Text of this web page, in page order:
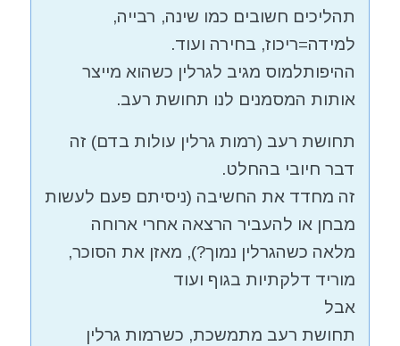
תהליכים חשובים כמו שינה, רבייה,
למידה=ריכוז, בחירה ועוד.
ההיפותלמוס מגיב לגרלין כשהוא מייצר
אותות המסמנים לנו תחושת רעב.
תחושת רעב (רמות גרלין עולות בדם) זה
דבר חיובי בהחלט.
זה מחדד את החשיבה (ניסיתם פעם לעשות
מבחן או להעביר הרצאה אחרי ארוחה
מלאה כשהגרלין נמוך?), מאזן את הסוכר,
מוריד דלקתיות בגוף ועוד
אבל
תחושת רעב מתמשכת, כשרמות גרלין